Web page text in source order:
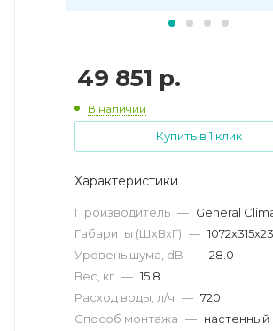
49 851 р.
В наличии
Купить в 1 клик
Характеристики
Производитель — General
Габариты (ШхВхГ) —
Уровень шума, dB — 28.0
Вес, кг — 15.8
Расход воды, л/ч — 720
Способ монтажа — настенный